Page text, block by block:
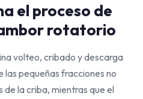
el proceso de
rotatorio
volteo, cribado y descarga
pequeñas fracciones no
de la criba, mientras que el